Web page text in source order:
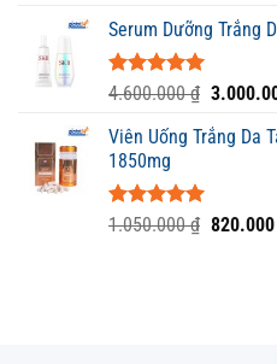
5 sao
là:
Serum Dưỡng Trắng
Được xếp
5 sao
4.600.000₫ Giá
là:
Viên Uống Trắng Da
1850mg
Được xếp
1.050.000₫ Giá
820.000